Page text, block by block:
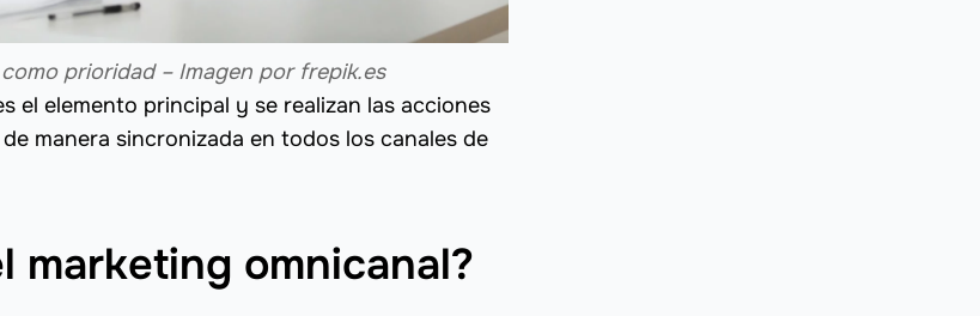
prioridad – Imagen por frepik.es
el elemento principal y se realizan las acciones
manera sincronizada en todos los canales de
marketing omnicanal?